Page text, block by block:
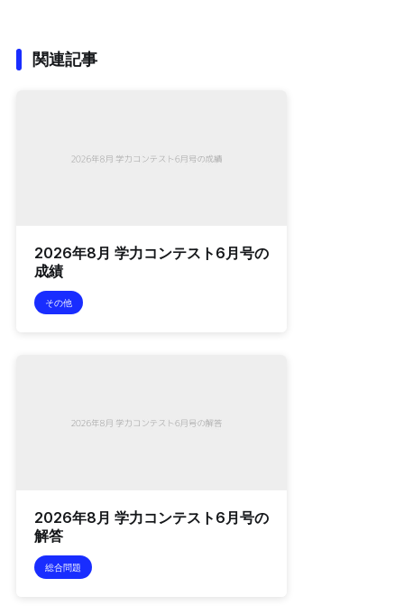
関連記事
2026年8月 学力コンテスト6月号の
成績
その他
2026年8月 学力コンテスト6月号の
解答
総合問題